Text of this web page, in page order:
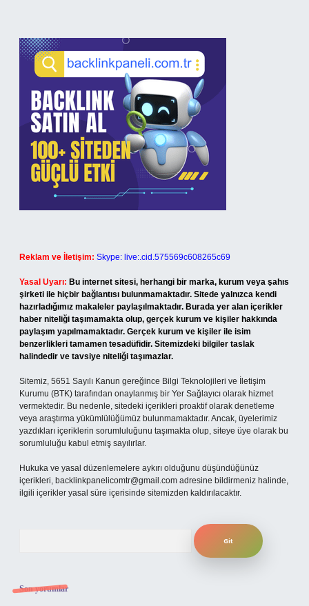
Reklam ve İletişim: Skype: live:.cid.575569c608265c69
Yasal Uyarı: Bu internet sitesi, herhangi bir marka, kurum veya şahıs
şirketi ile hiçbir bağlantısı bulunmamaktadır. Sitede yalnızca kendi
hazırladığımız makaleler paylaşılmaktadır. Burada yer alan içerikler
haber niteliği taşımamakta olup, gerçek kurum ve kişiler hakkında
paylaşım yapılmamaktadır. Gerçek kurum ve kişiler ile isim
benzerlikleri tamamen tesadüfidir. Sitemizdeki bilgiler taslak
halindedir ve tavsiye niteliği taşımazlar.
Sitemiz, 5651 Sayılı Kanun gereğince Bilgi Teknolojileri ve İletişim
Kurumu (BTK) tarafından onaylanmış bir Yer Sağlayıcı olarak hizmet
vermektedir. Bu nedenle, sitedeki içerikleri proaktif olarak denetleme
veya araştırma yükümlülüğümüz bulunmamaktadır. Ancak, üyelerimiz
yazdıkları içeriklerin sorumluluğunu taşımakta olup, siteye üye olarak bu
sorumluluğu kabul etmiş sayılırlar.
Hukuka ve yasal düzenlemelere aykırı olduğunu düşündüğünüz
içerikleri, backlinkpanelicomtr@gmail.com adresine bildirmeniz halinde,
ilgili içerikler yasal süre içerisinde sitemizden kaldırılacaktır.
Son yorumlar